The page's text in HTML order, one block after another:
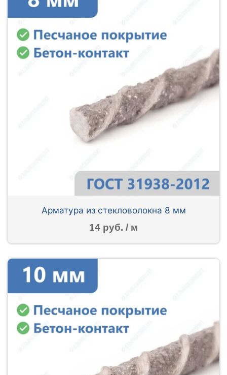
Арматура из стекловолокна 8 мм
14 руб. / м